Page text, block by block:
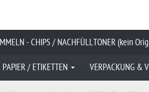
- CHIPS / NACHFÜLLTONER (kein
PAPIER / ETIKETTEN VERPACKUNG &